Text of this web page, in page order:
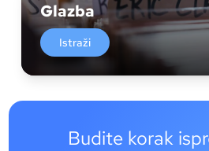
Glazba
Istraži
Budite korak